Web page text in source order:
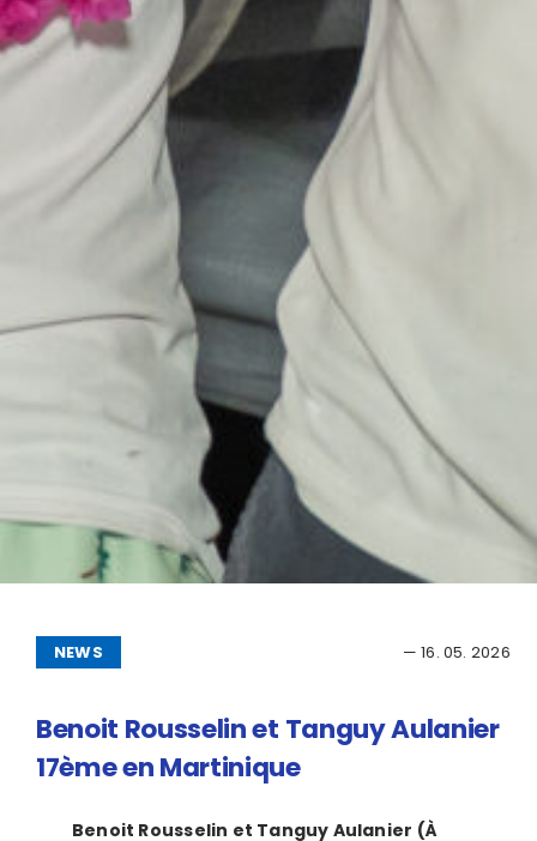
NEWS — 16. 05. 2026
Benoit Rousselin et Tanguy Aulanier
17ème en Martinique
Benoit Rousselin et Tanguy Aulanier (À